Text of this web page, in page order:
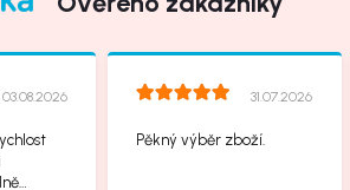
03.08.2026 31.07.2026
Pěkný výběr zboží.